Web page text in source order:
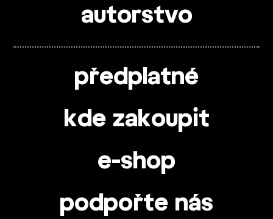
autorstvo
předplatné
kde zakoupit
e-shop
podpořte nás